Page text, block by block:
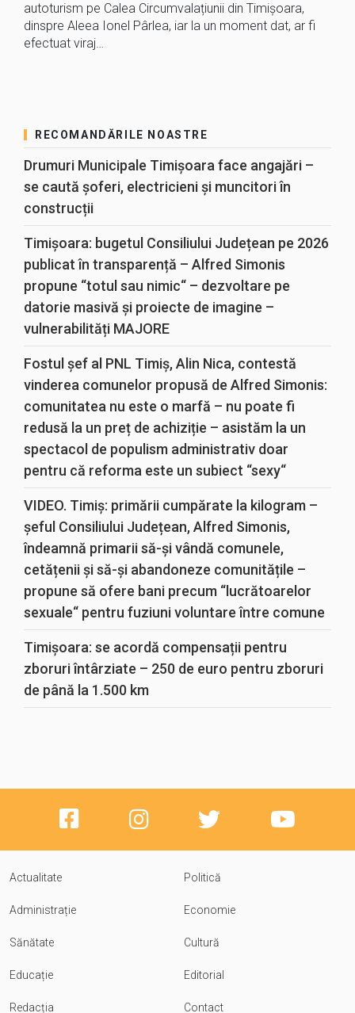
autoturism pe Calea Circumvalațiunii din Timișoara,
dinspre Aleea Ionel Pârlea, iar la un moment dat, ar fi
efectuat viraj…
RECOMANDĂRILE NOASTRE
Drumuri Municipale Timișoara face angajări –
se caută șoferi, electricieni și muncitori în
construcții
Timișoara: bugetul Consiliului Județean pe 2026
publicat în transparență – Alfred Simonis
propune “totul sau nimic“ – dezvoltare pe
datorie masivă și proiecte de imagine –
vulnerabilități MAJORE
Fostul șef al PNL Timiș, Alin Nica, contestă
vinderea comunelor propusă de Alfred Simonis:
comunitatea nu este o marfă – nu poate fi
redusă la un preț de achiziție – asistăm la un
spectacol de populism administrativ doar
pentru că reforma este un subiect “sexy“
VIDEO. Timiș: primării cumpărate la kilogram –
șeful Consiliului Județean, Alfred Simonis,
îndeamnă primarii să-și vândă comunele,
cetățenii și să-și abandoneze comunitățile –
propune să ofere bani precum “lucrătoarelor
sexuale“ pentru fuziuni voluntare între comune
Timișoara: se acordă compensații pentru
zboruri întârziate – 250 de euro pentru zboruri
de până la 1.500 km
Actualitate Politică
Administrație Economie
Sănătate Cultură
Educație Editorial
Redacția Contact